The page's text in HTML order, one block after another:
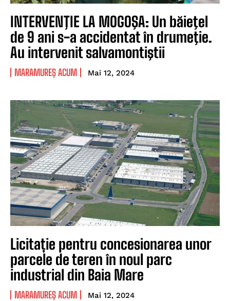
INTERVENŢIE LA MOGOŞA: Un băieţel
de 9 ani s-a accidentat în drumeţie.
Au intervenit salvamontiştii
MARAMUREȘ ACUM Mai 12, 2024
Licitație pentru concesionarea unor
parcele de teren în noul parc
industrial din Baia Mare
MARAMUREȘ ACUM Mai 12, 2024